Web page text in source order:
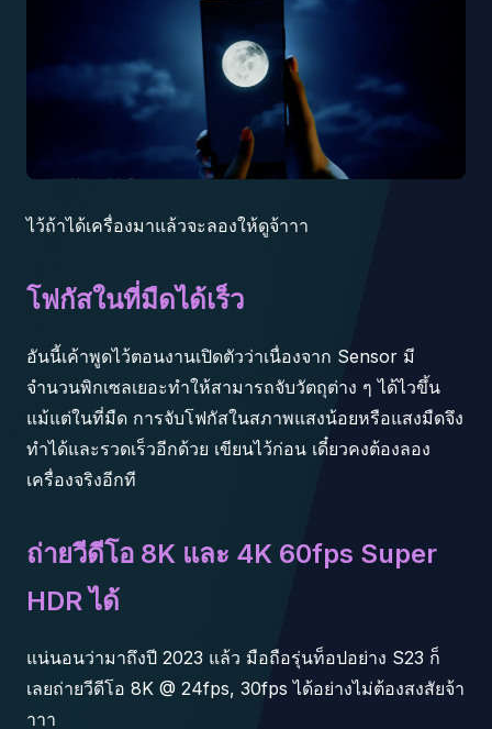
ไว้ถ้าได้เครื่องมาแล้วจะลองให้ดูจ้าาา
โฟกัสในที่มืดได้เร็ว
อันนี้เค้าพูดไว้ตอนงานเปิดตัวว่าเนื่องจาก Sensor มี
จำนวนพิกเซลเยอะทำให้สามารถจับวัตถุต่าง ๆ ได้ไวขึ้น
แม้แต่ในที่มืด การจับโฟกัสในสภาพแสงน้อยหรือแสงมืดจึง
ทำได้และรวดเร็วอีกด้วย เขียนไว้ก่อน เดี๋ยวคงต้องลอง
เครื่องจริงอีกที
ถ่ายวีดีโอ 8K และ 4K 60fps Super
HDR ได้
แน่นอนว่ามาถึงปี 2023 แล้ว มือถือรุ่นท็อปอย่าง S23 ก็
เลยถ่ายวีดีโอ 8K @ 24fps, 30fps ได้อย่างไม่ต้องสงสัยจ้า
าาา